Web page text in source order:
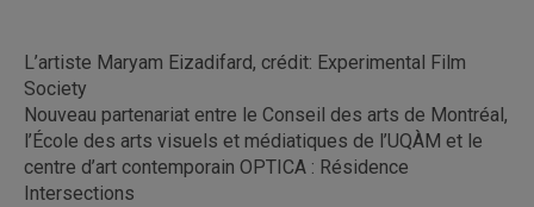
L’artiste Maryam Eizadifard, crédit: Experimental Film
Society
Nouveau partenariat entre le Conseil des arts de Montréal,
l’École des arts visuels et médiatiques de l’UQÀM et le
centre d’art contemporain OPTICA : Résidence
Intersections